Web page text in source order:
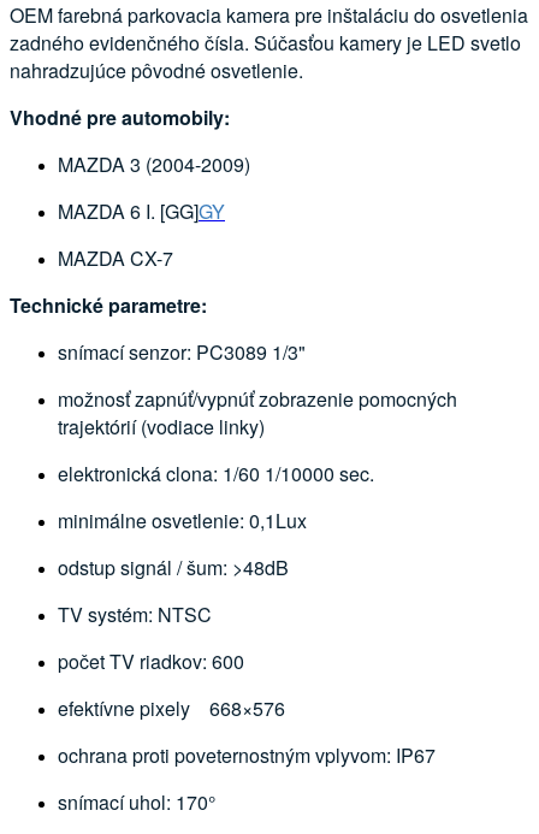
OEM farebná parkovacia kamera pre inštaláciu do osvetlenia
zadného evidenčného čísla. Súčasťou kamery je LED svetlo
nahradzujúce pôvodné osvetlenie.
Vhodné pre automobily:
MAZDA 3 (2004-2009)
MAZDA 6 I. [GG]GY
MAZDA CX-7
Technické parametre:
snímací senzor: PC3089 1/3"
možnosť zapnúť/vypnúť zobrazenie pomocných
trajektórií (vodiace linky)
elektronická clona: 1/60 1/10000 sec.
minimálne osvetlenie: 0,1Lux
odstup signál / šum: >48dB
TV systém: NTSC
počet TV riadkov: 600
efektívne pixely 668×576
ochrana proti poveternostným vplyvom: IP67
snímací uhol: 170°